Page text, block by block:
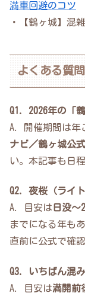
満車回避のコツ
・【鶴ヶ城】混
よくある質問
Q1. 2026年の「
A. 開催期間は年
ナビ／鶴ヶ城公
い。本記事も日
Q2. 夜桜（ライ
A. 目安は 日没〜
までになる年も
直前に公式で確
Q3. いちばん混
A. 目安は満開前